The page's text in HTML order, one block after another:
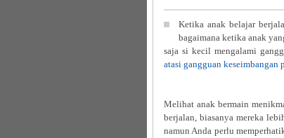
Ketika anak belajar
bagaimana ketika anak
saja si kecil mengalami
atasi gangguan keseimbangan
Melihat anak bermain
berjalan, biasanya mereka
namun Anda perlu